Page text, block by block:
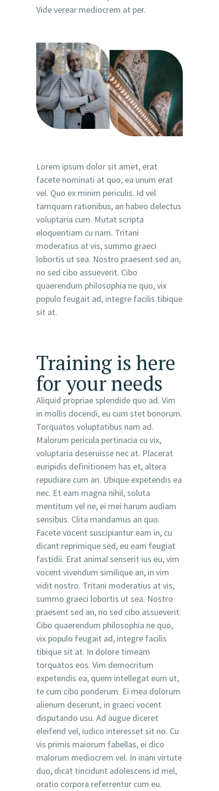
Vide verear mediocrem at per.
Lorem ipsum dolor sit amet, erat
facete nominati at quo, ea unum erat
vel. Quo ex minim periculis. Id vel
tamquam rationibus, an habeo delectus
voluptaria cum. Mutat scripta
eloquentiam cu nam. Tritani
moderatius at vis, summo graeci
lobortis ut sea. Nostro praesent sed an,
no sed cibo assueverit. Cibo
quaerendum philosophia ne quo, vix
populo feugait ad, integre facilis tibique
sit at.
Training is here
for your needs
Aliquid propriae splendide quo ad. Vim
in mollis docendi, eu cum stet bonorum.
Torquatos voluptatibus nam ad.
Malorum pericula pertinacia cu vix,
voluptaria deseruisse nec at. Placerat
euripidis definitionem has et, altera
repudiare cum an. Ubique expetendis ea
nec. Et eam magna nihil, soluta
mentitum vel ne, ei mei harum audiam
sensibus. Clita mandamus an quo.
Facete vocent suscipiantur eam in, cu
dicant reprimique sed, eu eam feugiat
fastidii. Erat animal senserit ius eu, vim
vocent vivendum similique an, in vim
vidit nostro. Tritani moderatius at vis,
summo graeci lobortis ut sea. Nostro
praesent sed an, no sed cibo assueverit.
Cibo quaerendum philosophia ne quo,
vix populo feugait ad, integre facilis
tibique sit at. In dolore timeam
torquatos eos. Vim democritum
expetendis ea, quem intellegat eum ut,
te cum cibo ponderum. Ei mea dolorum
alienum deserunt, in graeci vocent
disputando usu. Ad augue diceret
eleifend vel, iudico interesset sit no. Cu
vis primis maiorum fabellas, ei dico
malorum mediocrem vel. In inani virtute
duo, dicat tincidunt adolescens id mel,
oratio corpora referrentur cum eu.